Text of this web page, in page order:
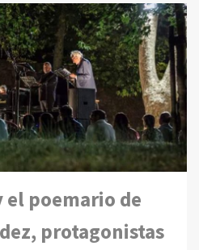
el poemario de
protagonistas